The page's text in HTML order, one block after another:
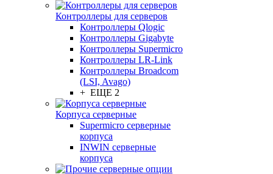
Контроллеры для серверов
Контроллеры Qlogic
Контроллеры Gigabyte
Контроллеры Supermicro
Контроллеры LR-Link
Контроллеры Broadcom
(LSI, Avago)
+ ЕЩЕ 2
Корпуса серверные
Supermicro серверные
корпуса
INWIN серверные
корпуса